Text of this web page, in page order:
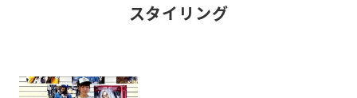
タン
品番
RR1453_E5259
スタイリング